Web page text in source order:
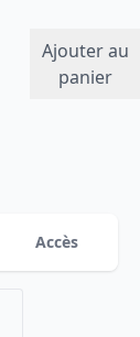
Ajouter au
panier
Accès